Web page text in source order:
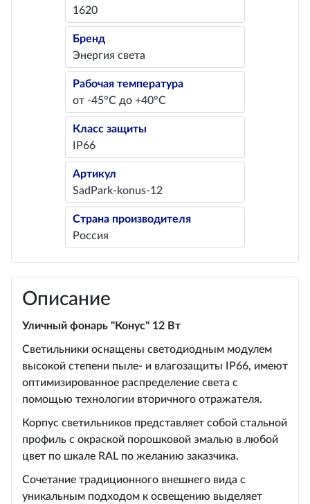
1620
Бренд
Энергия света
Рабочая температура
от -45°С до +40°С
Класс защиты
IP66
Артикул
SadPark-konus-12
Страна производителя
Россия
Описание
Уличный фонарь "Конус" 12 Вт
Светильники оснащены светодиодным модулем
высокой степени пыле- и влагозащиты IP66, имеют
оптимизированное распределение света с
помощью технологии вторичного отражателя.
Корпус светильников представляет собой стальной
профиль с окраской порошковой эмалью в любой
цвет по шкале RAL по желанию заказчика.
Сочетание традиционного внешнего вида с
уникальным подходом к освещению выделяет